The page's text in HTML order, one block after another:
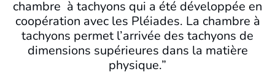
chambre à tachyons qui a été développée en
coopération avec les Pléiades. La chambre à
tachyons permet l’arrivée des tachyons de
dimensions supérieures dans la matière
physique.”